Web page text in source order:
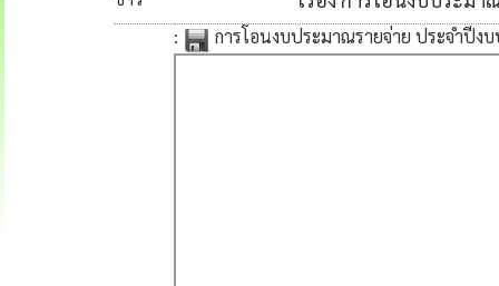
: การโอนงบประมาณรายจ่าย ประจำปีง